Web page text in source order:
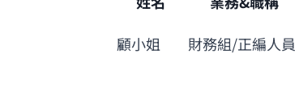
顧小姐
財務組/正編人員